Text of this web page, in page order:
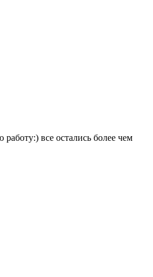
все остались более чем